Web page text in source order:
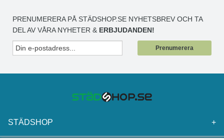
PRENUMERERA PÅ STÄDSHOP.SE NYHETSBREV OCH TA
DEL AV VÅRA NYHETER & ERBJUDANDEN!
Prenumerera
STÄDSHOP +